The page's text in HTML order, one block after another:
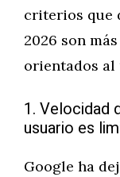
criterios que
2026 son
orientados al
1. Velocidad
usuario es
Google ha